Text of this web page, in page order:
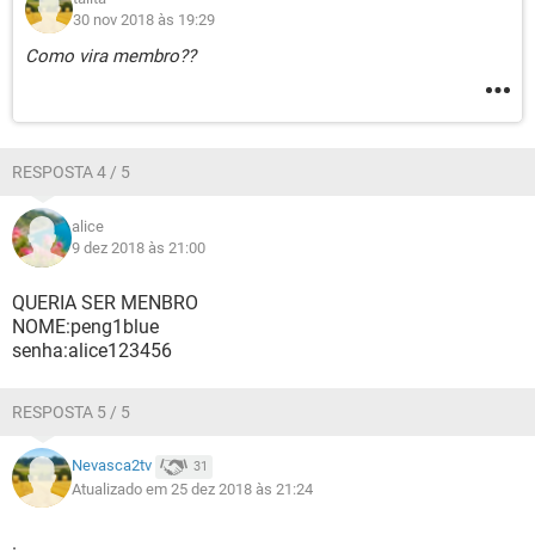
30 nov 2018 às 19:29
Como vira membro??
RESPOSTA 4 / 5
alice
9 dez 2018 às 21:00
QUERIA SER MENBRO
NOME:peng1blue
senha:alice123456
RESPOSTA 5 / 5
Nevasca2tv 31
Atualizado em 25 dez 2018 às 21:24
.